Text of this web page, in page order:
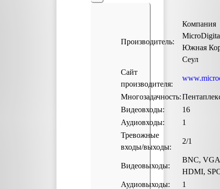
Производитель:
Компания
Южная
Сеул
Сайт
производителя:
Многозадачность:
Видеовходы:
16
Аудиовходы:
1
Тревожные
входы/выходы:
2/1
Видеовыходы:
BNC,
HDMI,
Аудиовыходы:
1